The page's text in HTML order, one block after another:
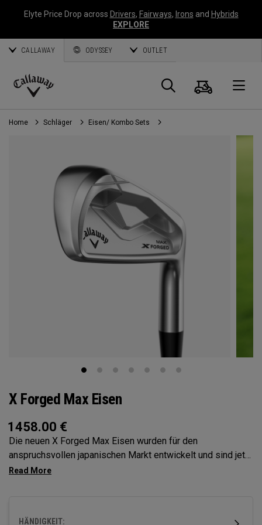
Elyte Price Drop across Drivers, Fairways, Irons and Hybrids
EXPLORE
CALLAWAY ODYSSEY OUTLET
Callaway
Golf
Suche
Home Schläger Eisen/ Kombo Sets
X Forged Max Eisen
1458.00 €
Die neuen X Forged Max Eisen wurden für den
anspruchsvollen japanischen Markt entwickelt und sind jetzt
auch in den USA erhältlich – mit unübertroffener Präzision,
HÄNDIGKEIT: